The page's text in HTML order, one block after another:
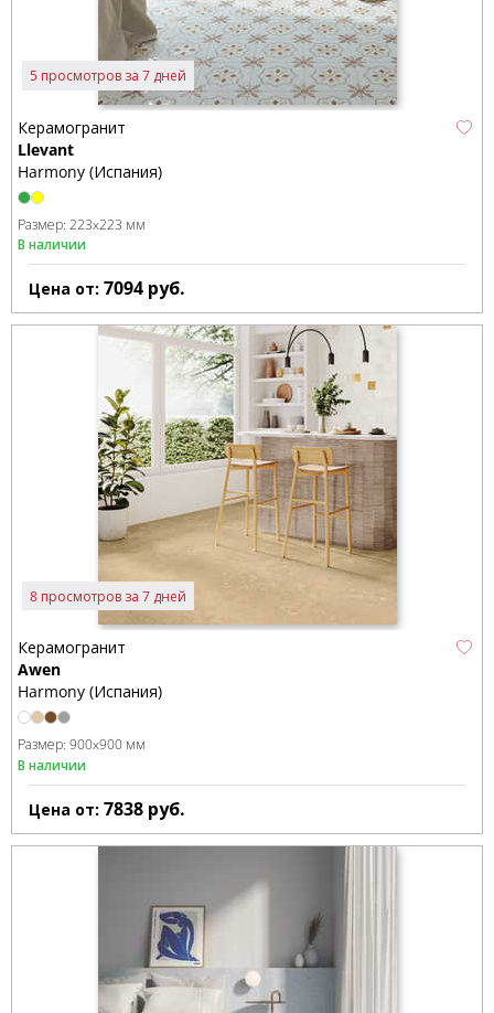
5 просмотров за 7 дней
Керамогранит
Llevant
Harmony (Испания)
Размер: 223x223 мм
В наличии
Цена от: 7094 руб.
8 просмотров за 7 дней
Керамогранит
Awen
Harmony (Испания)
Размер: 900x900 мм
В наличии
Цена от: 7838 руб.